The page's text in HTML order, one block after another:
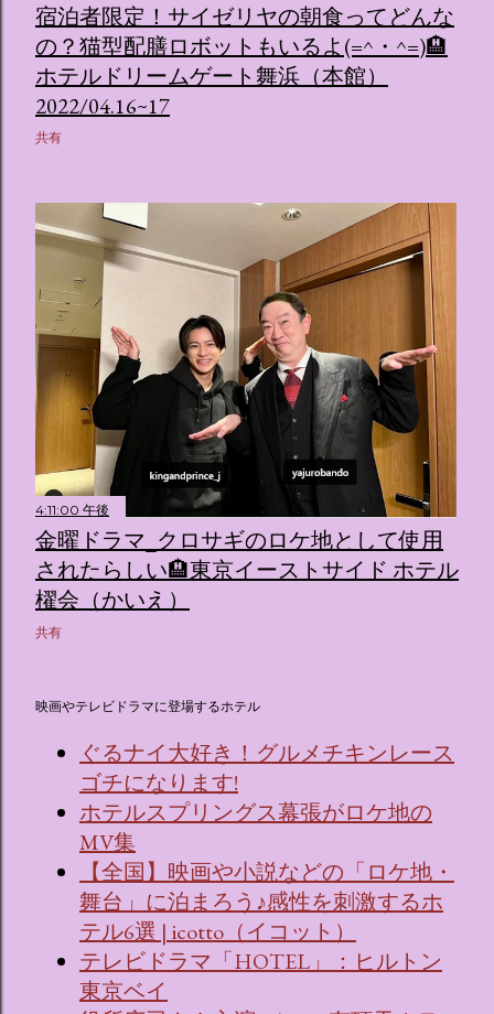
宿泊者限定！サイゼリヤの朝食ってどんな
の？猫型配膳ロボットもいるよ(=^・^=)🏨
ホテルドリームゲート舞浜（本館）
2022/04.16~17
共有
4:11:00 午後
金曜ドラマ_クロサギのロケ地として使用
されたらしい🏨東京イーストサイド ホテル
櫂会（かいえ）
共有
映画やテレビドラマに登場するホテル
ぐるナイ大好き！グルメチキンレース
ゴチになります!
ホテルスプリングス幕張がロケ地の
MV集
【全国】映画や小説などの「ロケ地・
舞台」に泊まろう♪感性を刺激するホ
テル6選 | icotto（イコット）
テレビドラマ「HOTEL」：ヒルトン
東京ベイ